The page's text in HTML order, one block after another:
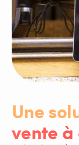
Une
vente